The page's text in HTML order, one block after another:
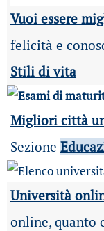
Vuoi essere
felicità e
Stili di vita
Migliori città
Sezione
Università
online, quanto